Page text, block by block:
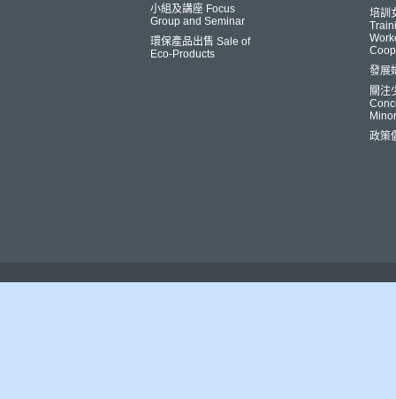
小組及講座 Focus
Group and Seminar
環保產品出售 Sale of
Eco-Products
培訓
發展
關注
政策